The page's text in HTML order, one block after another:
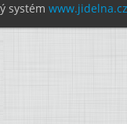
systém www.jidelna.cz